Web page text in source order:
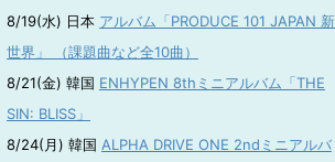
8/19(水) 日本 アルバム「PRODUCE 101 JAPAN 新
世界」 （課題曲など全10曲）
8/21(金) 韓国 ENHYPEN 8thミニアルバム「THE
SIN: BLISS」
8/24(月) 韓国 ALPHA DRIVE ONE 2ndミニアルバ